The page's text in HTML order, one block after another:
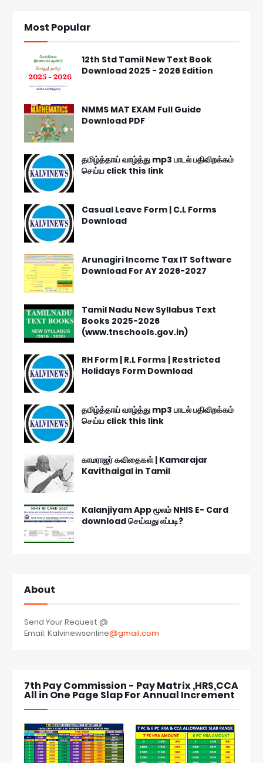
Most Popular
12th Std Tamil New Text Book
Download 2025 - 2026 Edition
NMMS MAT EXAM Full Guide
Download PDF
தமிழ்த்தாய் வாழ்த்து mp3 பாடல் பதிவிறக்கம்
செய்ய click this link
Casual Leave Form | C.L Forms
Download
Arunagiri Income Tax IT Software
Download For AY 2026-2027
Tamil Nadu New Syllabus Text
Books 2025-2026
(www.tnschools.gov.in)
RH Form | R.L Forms | Restricted
Holidays Form Download
தமிழ்த்தாய் வாழ்த்து mp3 பாடல் பதிவிறக்கம்
செய்ய click this link
காமராஜர் கவிதைகள் | Kamarajar
Kavithaigal in Tamil
Kalanjiyam App மூலம் NHIS E- Card
download செய்வது எப்படி?
About
Send Your Request @
Email: Kalvinewsonline@gmail.com
7th Pay Commission - Pay Matrix ,HRS,CCA
All in One Page Slap For Annual Increment